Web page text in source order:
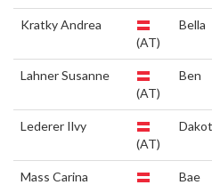
Kratky Andrea
(AT)
Bella
Lahner Susanne
(AT)
Ben
Lederer Ilvy
(AT)
Mass Carina
Bae